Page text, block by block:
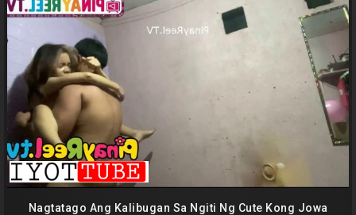
Nagtatago Ang Kalibugan Sa Ngiti Ng Cute Kong Jowa